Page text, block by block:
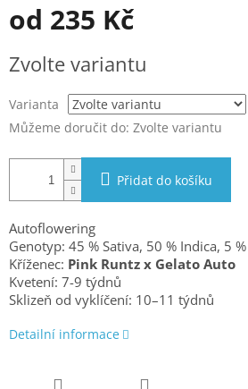
od 235 Kč
cena:
Zvolte variantu
Varianta
Můžeme doručit do: Zvolte variantu
Přidat do košíku
Autoflowering
Genotyp: 45 % Sativa, 50 % Indica, 5
Kříženec: Pink Runtz x Gelato Auto
Kvetení: 7-9 týdnů
Sklizeň od vyklíčení: 10–11 týdnů
Detailní informace